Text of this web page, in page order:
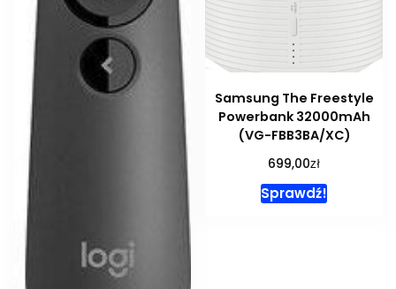
Samsung The Freestyle
Powerbank 32000mAh
(VG-FBB3BA/XC)
699,00zł
Sprawdź!